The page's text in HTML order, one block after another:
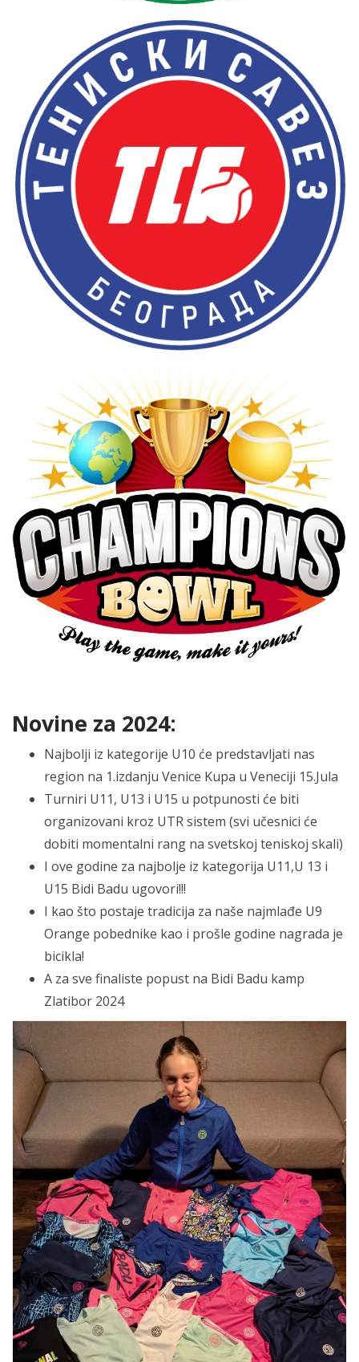
Novine za 2024:
Najbolji iz kategorije U10 će predstavljati nas
region na 1.izdanju Venice Kupa u Veneciji 15.Jula
Turniri U11, U13 i U15 u potpunosti će biti
organizovani kroz UTR sistem (svi učesnici će
dobiti momentalni rang na svetskoj teniskoj skali)
I ove godine za najbolje iz kategorija U11,U 13 i
U15 Bidi Badu ugovori!!!
I kao što postaje tradicija za naše najmlađe U9
Orange pobednike kao i prošle godine nagrada je
bicikla!
A za sve finaliste popust na Bidi Badu kamp
Zlatibor 2024